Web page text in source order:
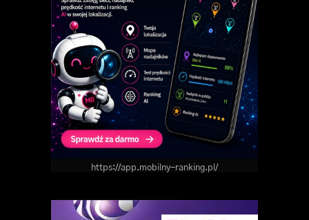
https://app.mobilny-ranking.pl/